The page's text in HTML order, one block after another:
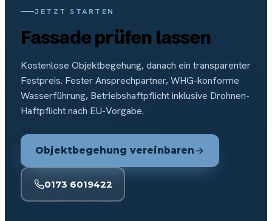
JETZT STARTEN
Fassade prüfen lassen
Kostenlose Objektbegehung, danach ein transparenter
Festpreis. Fester Ansprechpartner, WHG-konforme
Wasserführung, Betriebshaftpflicht inklusive Drohnen-
Haftpflicht nach EU-Vorgabe.
Objektbegehung vereinbaren
0173 6019422